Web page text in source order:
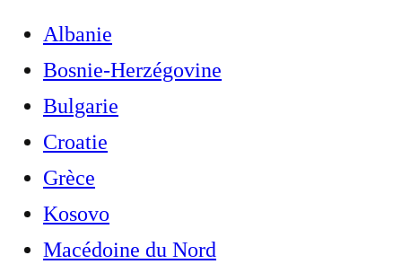
Albanie
Bosnie-Herzégovine
Bulgarie
Croatie
Grèce
Kosovo
Macédoine du Nord